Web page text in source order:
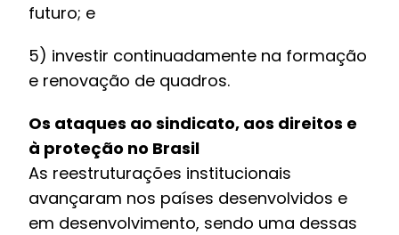
futuro; e
5) investir continuadamente na formação
e renovação de quadros.
Os ataques ao sindicato, aos direitos e
à proteção no Brasil
As reestruturações institucionais
avançaram nos países desenvolvidos e
em desenvolvimento, sendo uma dessas